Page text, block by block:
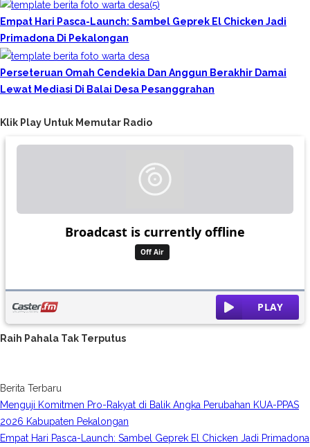
Empat Hari Pasca-Launch: Sambel Geprek El Chicken Jadi
Primadona Di Pekalongan
Perseteruan Omah Cendekia Dan Anggun Berakhir Damai
Lewat Mediasi Di Balai Desa Pesanggrahan
Klik Play Untuk Memutar Radio
Raih Pahala Tak Terputus
Berita Terbaru
Menguji Komitmen Pro-Rakyat di Balik Angka Perubahan KUA-PPAS
2026 Kabupaten Pekalongan
Empat Hari Pasca-Launch: Sambel Geprek El Chicken Jadi Primadona